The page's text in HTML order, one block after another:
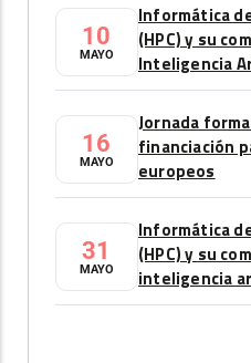
10
MAYO
Informática
(HPC) y su
Inteligencia
automoción
16
MAYO
Jornada
financiación
europeos
31
MAYO
Informática
(HPC) y su
inteligencia
automoción